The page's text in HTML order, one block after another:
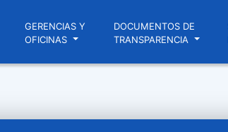
GERENCIAS Y
OFICINAS
DOCUMENTOS DE
TRANSPARENCIA